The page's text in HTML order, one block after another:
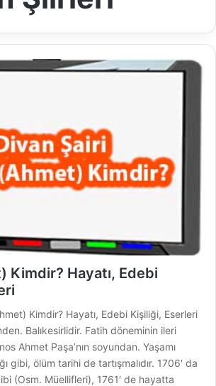
Kimdir? Hayatı, Edebi
Kimdir? Hayatı, Edebi Kişiliği, Eserleri
Balıkesirlidir. Fatih döneminin ileri
Ahmet Paşa’nın soyundan. Yaşamı
gibi, ölüm tarihi de tartışmalıdır. 1706′ da
(Osm. Müellifleri), 1761′ de hayatta